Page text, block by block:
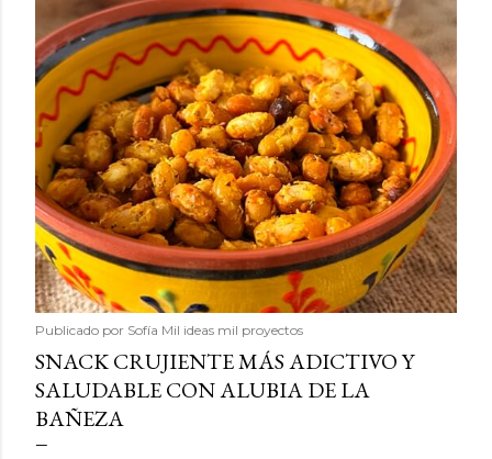
Publicado por Sofía Mil ideas mil proyectos
SNACK CRUJIENTE MÁS ADICTIVO Y
SALUDABLE CON ALUBIA DE LA
BAÑEZA